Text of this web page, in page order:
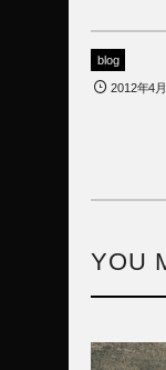
blog
2012年4
YOU